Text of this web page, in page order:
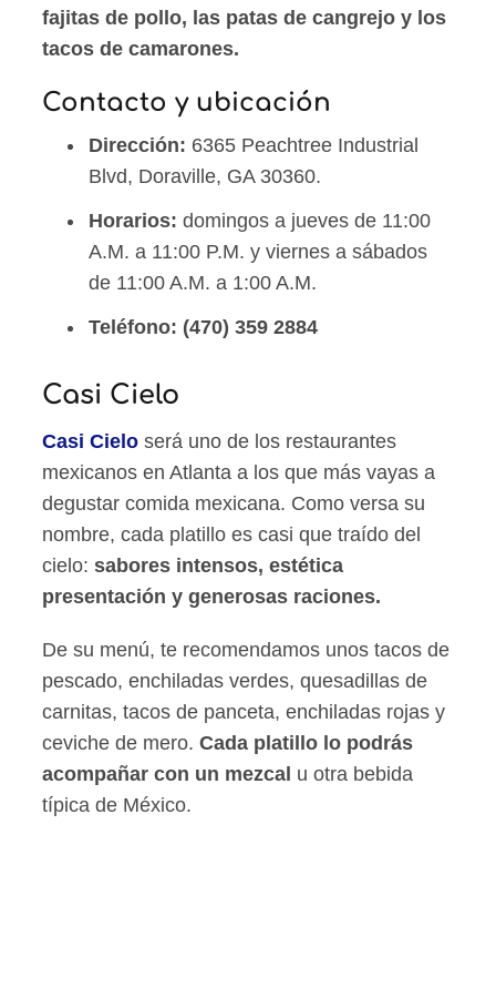
fajitas de pollo, las patas de cangrejo y los
tacos de camarones.
Contacto y ubicación
Dirección: 6365 Peachtree Industrial
Blvd, Doraville, GA 30360.
Horarios:domingos a jueves de 11:00
A.M. a 11:00 P.M. y viernes a sábados
de 11:00 A.M. a 1:00 A.M.
Teléfono: (470) 359 2884
Casi Cielo
Casi Cielo será uno de los restaurantes
mexicanos en Atlanta a los que más vayas a
degustar comida mexicana. Como versa su
nombre, cada platillo es casi que traído del
cielo:sabores intensos, estética
presentación y generosas raciones.
De su menú, te recomendamos unos tacos de
pescado, enchiladas verdes, quesadillas de
carnitas, tacos de panceta, enchiladas rojas y
ceviche de mero.Cada platillo lo podrás
acompañar con un mezcal u otra bebida
típica de México.